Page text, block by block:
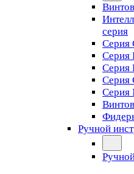
серия
Серия
Серия
Серия
Серия
Серия
Ручной